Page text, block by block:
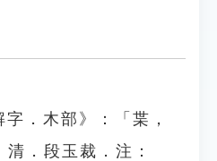
．木部》：「枼，
．段玉裁．注：